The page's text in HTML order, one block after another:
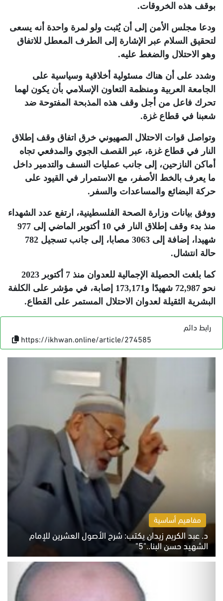
بوقف هذه الخروقات.
ودعا مجلس الأمن إلى أن يُثبت ولو لمرة واحدة أنه يسعى
لتحقيق السلام عبر الإشارة إلى الطرف المعطل للاتفاق
وهو الاحتلال والضغط عليه.
وشدد على أن هناك مسئولية أخلاقية وسياسية على
الجامعة العربية ومنظمة التعاون الإسلامي بأن يكون لهما
تحرك فاعل من أجل وقف هذه المذبحة المفتوحة ضد
شعبنا في قطاع غزة.
وتواصل قوات الاحتلال الصهيوني خرق اتفاق وقف إطلاق
النار في قطاع غزة، عبر القصف الجوي والمدفعي تجاه
أماكن النازحين، إلى جانب عمليات النسف والتدمير داخل
ما يعرف بالخط الأصفر، مع الاستمرار في القيود على
حركة البضائع والمساعدات والسفر .
ووفق بيانات وزارة الصحة الفلسطينية، ارتفع عدد الشهداء
منذ بدء وقف إطلاق النار في 10 أكتوبر الماضي إلى 977
شهيدا، إضافة إلى 3063 مصابا، إلى جانب تسجيل 782
حالة انتشال.
كما بلغت الحصيلة الإجمالية للعدوان منذ 7 أكتوبر 2023
نحو 72,987 شهيدًا و173,171 إصابة، في مؤشر على الكلفة
البشرية الثقيلة لعدوان الاحتلال المستمر على القطاع.
رابط دائم
https://ikhwan.online/article/274585
مفاهيم أساسية
د. عبد الكريم زيدان يكتب: شرح الأصول العشرين للإمام
الشهيد حسن البنا.."5"
السبت 8 أغسطس 2026 10:46 ص